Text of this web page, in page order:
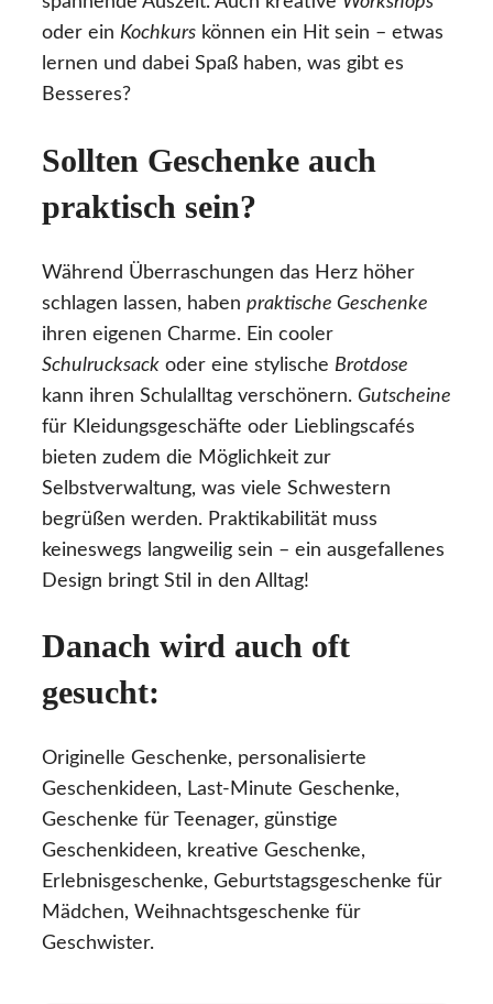
oder ein Kochkurs können ein Hit sein – etwas
lernen und dabei Spaß haben, was gibt es
Besseres?
Sollten Geschenke auch
praktisch sein?
Während Überraschungen das Herz höher
schlagen lassen, haben praktische Geschenke
ihren eigenen Charme. Ein cooler
Schulrucksack oder eine stylische Brotdose
kann ihren Schulalltag verschönern. Gutscheine
für Kleidungsgeschäfte oder Lieblingscafés
bieten zudem die Möglichkeit zur
Selbstverwaltung, was viele Schwestern
begrüßen werden. Praktikabilität muss
keineswegs langweilig sein – ein ausgefallenes
Design bringt Stil in den Alltag!
Danach wird auch oft
gesucht:
Originelle Geschenke, personalisierte
Geschenkideen, Last-Minute Geschenke,
Geschenke für Teenager, günstige
Geschenkideen, kreative Geschenke,
Erlebnisgeschenke, Geburtstagsgeschenke für
Mädchen, Weihnachtsgeschenke für
Geschwister.